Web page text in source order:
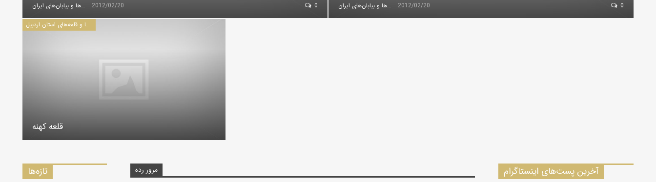
گروه کویرها و بیابان‌های ایران 2012/02/20 0 گروه کویرها و بیابان‌های ایران 2012/02/20 0
كاروانسراها و قلعه‌های استان اردبيل
قلعه کهنه
مرور رده آخرین پست‌های اینستاگرام تازه‌ها